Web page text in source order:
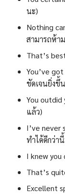
นะ)
Nothing
สามารถห้า
That’s
You’ve
ชัดเจนยิ่งขึ้
You
แล้ว)
I’ve never
ทำได้ดีกว่า
I knew
That’s
Excellent